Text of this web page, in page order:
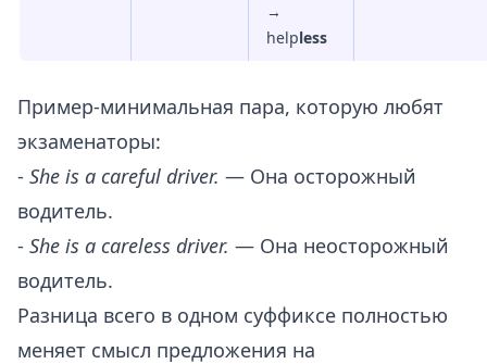
→
helpless
Пример-минимальная пара, которую любят
экзаменаторы:
- She is a careful driver. — Она осторожный
водитель.
- She is a careless driver. — Она неосторожный
водитель.
Разница всего в одном суффиксе полностью
меняет смысл предложения на